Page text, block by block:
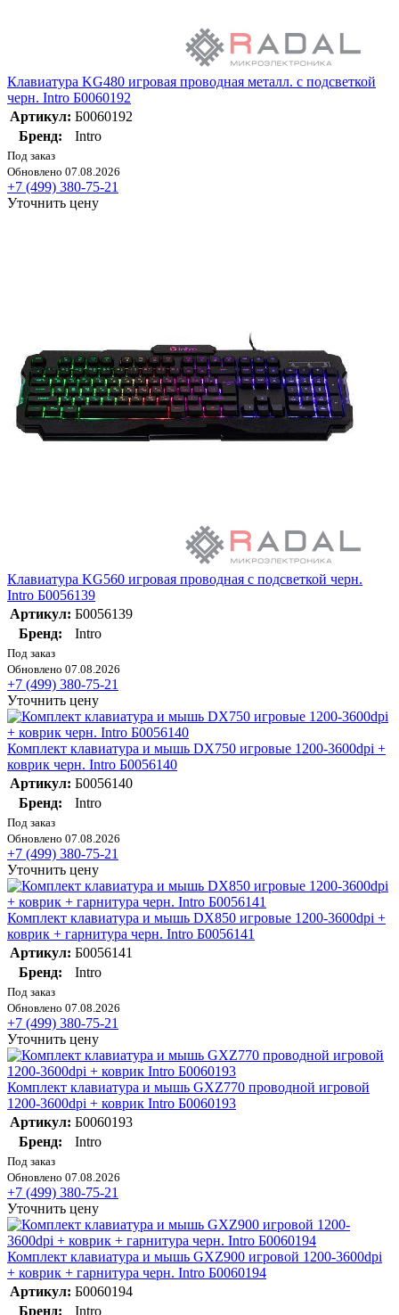
Клавиатура KG480 игровая проводная металл. с подсветкой
черн. Intro Б0060192
Артикул: Б0060192
Бренд:
Intro
Под заказ
Обновлено 07.08.2026
+7 (499) 380-75-21
Уточнить цену
Клавиатура KG560 игровая проводная с подсветкой черн.
Intro Б0056139
Артикул: Б0056139
Бренд:
Intro
Под заказ
Обновлено 07.08.2026
+7 (499) 380-75-21
Уточнить цену
Комплект клавиатура и мышь DX750 игровые 1200-3600dpi +
коврик черн. Intro Б0056140
Артикул: Б0056140
Бренд:
Intro
Под заказ
Обновлено 07.08.2026
+7 (499) 380-75-21
Уточнить цену
Комплект клавиатура и мышь DX850 игровые 1200-3600dpi +
коврик + гарнитура черн. Intro Б0056141
Артикул: Б0056141
Бренд:
Intro
Под заказ
Обновлено 07.08.2026
+7 (499) 380-75-21
Уточнить цену
Комплект клавиатура и мышь GXZ770 проводной игровой
1200-3600dpi + коврик Intro Б0060193
Артикул: Б0060193
Бренд:
Intro
Под заказ
Обновлено 07.08.2026
+7 (499) 380-75-21
Уточнить цену
Комплект клавиатура и мышь GXZ900 игровой 1200-3600dpi
+ коврик + гарнитура черн. Intro Б0060194
Артикул: Б0060194
Бренд:
Intro